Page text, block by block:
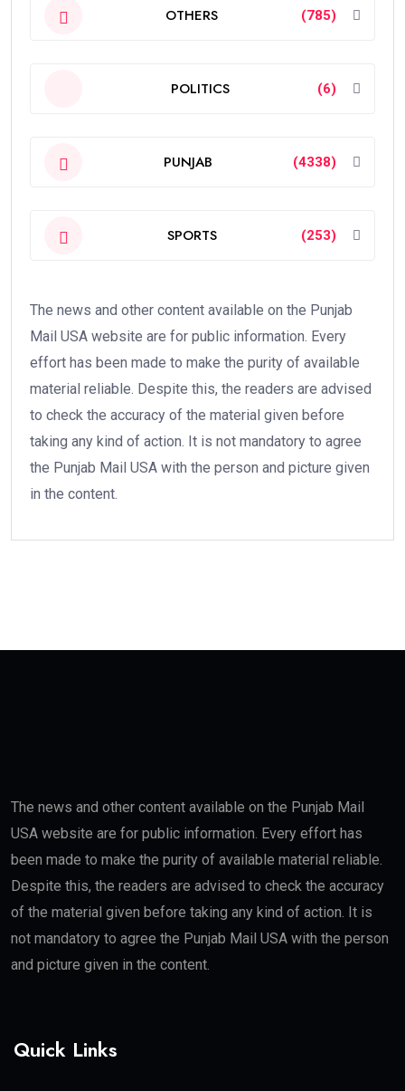
OTHERS (785)
POLITICS (6)
PUNJAB (4338)
SPORTS (253)
The news and other content available on the Punjab
Mail USA website are for public information. Every
effort has been made to make the purity of available
material reliable. Despite this, the readers are advised
to check the accuracy of the material given before
taking any kind of action. It is not mandatory to agree
the Punjab Mail USA with the person and picture given
in the content.
The news and other content available on the Punjab Mail
USA website are for public information. Every effort has
been made to make the purity of available material reliable.
Despite this, the readers are advised to check the accuracy
of the material given before taking any kind of action. It is
not mandatory to agree the Punjab Mail USA with the person
and picture given in the content.
Quick Links